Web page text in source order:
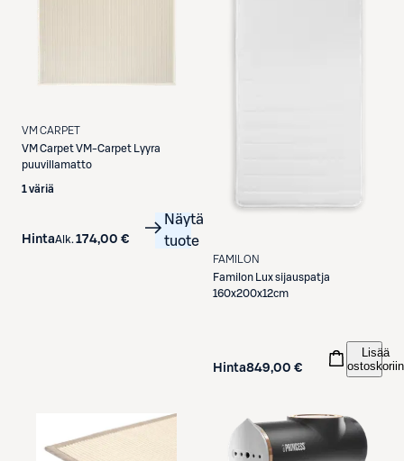
VM CARPET
VM CarpetVM-Carpet Lyyra
puuvillamatto
1 väriä
HintaAlk. 174,00 €
Näytä
tuote
FAMILON
Familon Lux sijauspatja
160x200x12cm
Hinta849,00 €
Lisää
ostoskoriin